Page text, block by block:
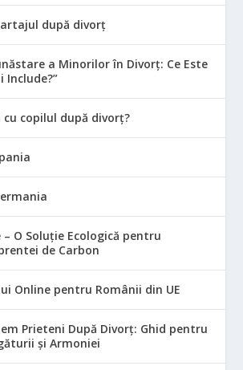
după divorț
a Minorilor în Divorț: Ce Este
Include?”
cu copilul după divorț?
O Soluție Ecologică pentru
de Carbon
Online pentru Românii din UE
Prieteni După Divorț: Ghid pentru
și Armoniei